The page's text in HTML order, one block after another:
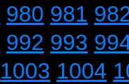
980 981
992 993
1003 1004